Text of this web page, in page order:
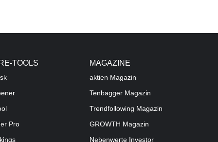
TOOLS
Pro
MAGAZINE
aktien Magazin
Tenbagger Magazin
Trendfollowing Magazin
GROWTH Magazin
Nebenwerte Investor